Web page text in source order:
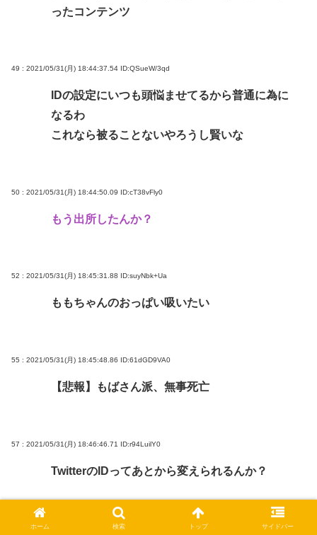
ったコンテンツ
49 : 2021/05/31(月) 18:44:37.54 ID:QSueW/3qd
IDの設定にいつも頭悩ませてるから普通に為に
なるわ
これなら被ることないやろうし賢いな
50 : 2021/05/31(月) 18:44:50.09 ID:cT38vFly0
もう出所したんか？
52 : 2021/05/31(月) 18:45:31.88 ID:suyNbk+Ua
ももちゃんのおっぱい吸いたい
55 : 2021/05/31(月) 18:45:48.86 ID:61dGD9VA0
【悲報】もばさん派、無事死亡
57 : 2021/05/31(月) 18:46:46.71 ID:r94LuilY0
TwitterのIDってあとから変えられるんか？
59 : 2021/05/31(月) 18:46:54.31ID:kfqH1y0IH
ホーム 検索 トップ サイドバー